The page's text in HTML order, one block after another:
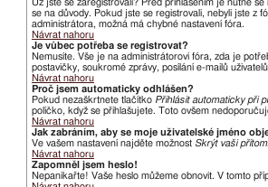
Už jste se zaregistrovali? Před přihlášením je nutné
se na důvody. Pokud jste se registrovali, nebyli jste z
administrátora, možná má chybné nastavení fóra.
Návrat nahoru
Je vůbec potřeba se registrovat?
Nemusíte. Vše je na administrátorovi fóra, zda je
postavičky, soukromé zprávy, posílání e-mailů
Návrat nahoru
Proč jsem automaticky odhlášen?
Pokud nezaškrtnete tlačítko Přihlásit automaticky při
políčko, když se přihlašujete. Toto ovšem
Návrat nahoru
Jak zabráním, aby se moje uživatelské jméno
Ve vašem nastavení najděte možnost Skrýt vaši
Návrat nahoru
Zapomněl jsem heslo!
Nepanikařte! Vaše heslo můžeme obnovit. V tomto